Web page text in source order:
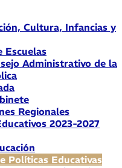
Cultura, Infancias y
Escuelas
Administrativo de la
Regionales
2023-2027
Políticas Educativas